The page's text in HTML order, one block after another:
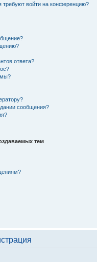
требуют войти на конференцию?
ответа?
сообщения?
тем